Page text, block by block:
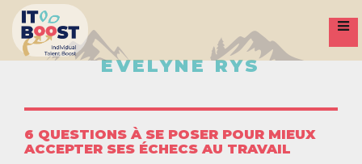
c
EVELYNE RYS
6 QUESTIONS À SE POSER POUR MIEUX
ACCEPTER SES ÉCHECS AU TRAVAIL